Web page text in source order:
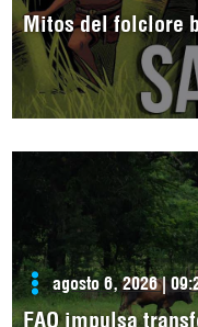
Mitos del folclore
agosto 6, 2026 |
FAO impulsa